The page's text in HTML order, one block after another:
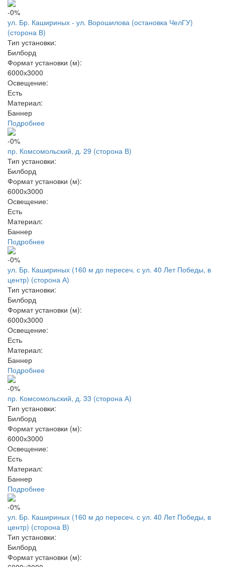
-0%
ул. Бр. Кашириных - ул. Ворошилова (остановка ЧелГУ)
(сторона В)
Тип установки:
Билборд
Формат установки (м):
6000х3000
Освещение:
Есть
Материал:
Баннер
Подробнее
-0%
пр. Комсомольский, д. 29 (сторона В)
Тип установки:
Билборд
Формат установки (м):
6000х3000
Освещение:
Есть
Материал:
Баннер
Подробнее
-0%
ул. Бр. Кашириных (160 м до пересеч. с ул. 40 Лет Победы, в
центр) (сторона А)
Тип установки:
Билборд
Формат установки (м):
6000х3000
Освещение:
Есть
Материал:
Баннер
Подробнее
-0%
пр. Комсомольский, д. 33 (сторона А)
Тип установки:
Билборд
Формат установки (м):
6000х3000
Освещение:
Есть
Материал:
Баннер
Подробнее
-0%
ул. Бр. Кашириных (160 м до пересеч. с ул. 40 Лет Победы, в
центр) (сторона В)
Тип установки:
Билборд
Формат установки (м):